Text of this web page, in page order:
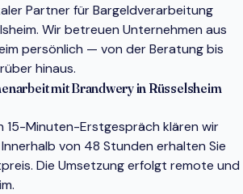
Partner für Bargeldverarbeitung
Wir betreuen Unternehmen aus
persönlich — von der Beratung bis
hinaus.
mit Brandwery in Rüsselsheim
15-Minuten-Erstgespräch klären wir
von 48 Stunden erhalten Sie
Die Umsetzung erfolgt remote und